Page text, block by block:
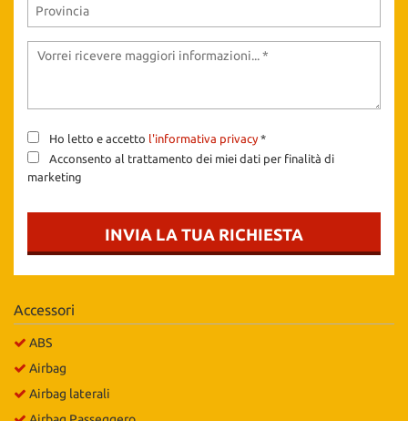
Ho letto e accetto l'informativa privacy*
Acconsento al trattamento dei miei dati per finalità di
marketing
INVIA LA TUA RICHIESTA
Accessori
ABS
Airbag
Airbag laterali
Cookie analitici
Cookie di marketing
la
cookie
policy
Salva